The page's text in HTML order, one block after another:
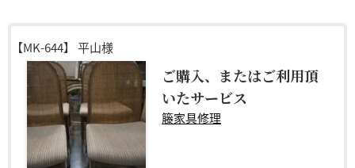
【MK-644】 平山様
ご購入、またはご利用頂
いたサービス
籐家具修理